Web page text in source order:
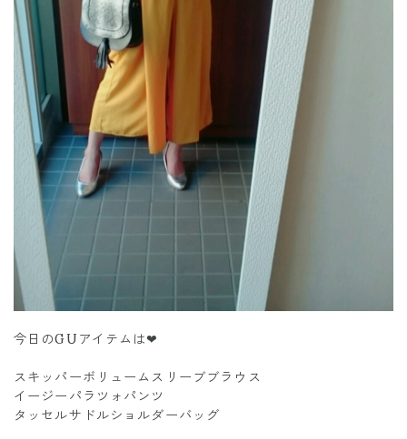
今日のGUアイテムは❤
スキッパーボリュームスリーブブラウス
イージーパラツォパンツ
タッセルサドルショルダーバッグ